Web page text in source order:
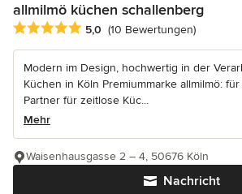
allmilmö küchen schallenberg
Durchschnittliche Bewertung: 5 von 5
5,0 (10 Bewertungen)
Modern im Design, hochwertig in der
Küchen in Köln Premiummarke allmilmö:
Partner für zeitlose Küc...
Mehr
Nachricht
Waisenhausgasse 2 – 4, 50676 Köln